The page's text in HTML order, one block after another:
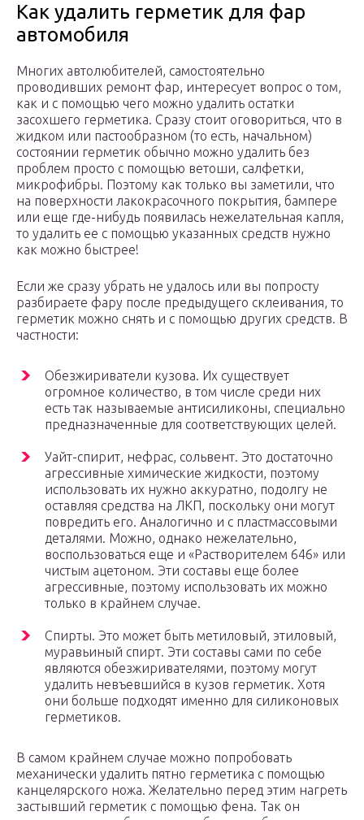
Как удалить герметик для фар
автомобиля
Многих автолюбителей, самостоятельно
проводивших ремонт фар, интересует вопрос о том,
как и с помощью чего можно удалить остатки
засохшего герметика. Сразу стоит оговориться, что в
жидком или пастообразном (то есть, начальном)
состоянии герметик обычно можно удалить без
проблем просто с помощью ветоши, салфетки,
микрофибры. Поэтому как только вы заметили, что
на поверхности лакокрасочного покрытия, бампере
или еще где-нибудь появилась нежелательная капля,
то удалить ее с помощью указанных средств нужно
как можно быстрее!
Если же сразу убрать не удалось или вы попросту
разбираете фару после предыдущего склеивания, то
герметик можно снять и с помощью других средств. В
частности:
Обезжириватели кузова. Их существует
огромное количество, в том числе среди них
есть так называемые антисиликоны, специально
предназначенные для соответствующих целей.
Уайт-спирит, нефрас, сольвент. Это достаточно
агрессивные химические жидкости, поэтому
использовать их нужно аккуратно, подолгу не
оставляя средства на ЛКП, поскольку они могут
повредить его. Аналогично и с пластмассовыми
деталями. Можно, однако нежелательно,
воспользоваться еще и «Растворителем 646» или
чистым ацетоном. Эти составы еще более
агрессивные, поэтому использовать их можно
только в крайнем случае.
Спирты. Это может быть метиловый, этиловый,
муравьиный спирт. Эти составы сами по себе
являются обезжиривателями, поэтому могут
удалить невъевшийся в кузов герметик. Хотя
они больше подходят именно для силиконовых
герметиков.
В самом крайнем случае можно попробовать
механически удалить пятно герметика с помощью
канцелярского ножа. Желательно перед этим нагреть
застывший герметик с помощью фена. Так он